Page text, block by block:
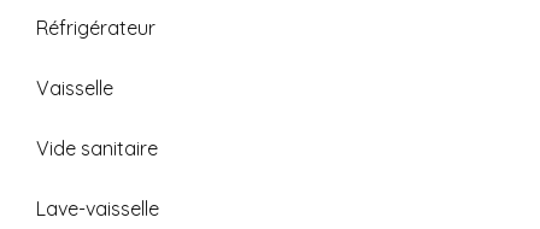
Réfrigérateur
Vaisselle
Vide sanitaire
Lave-vaisselle